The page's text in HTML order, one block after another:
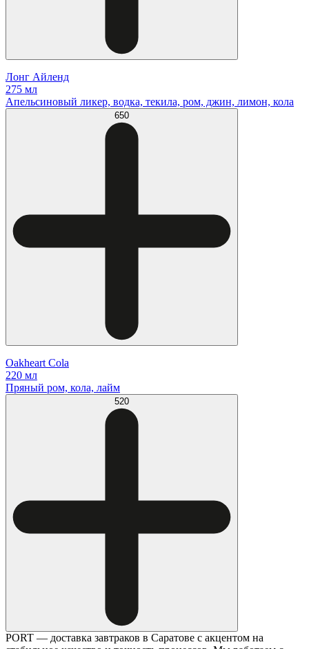
Лонг Айленд
275 мл
Апельсиновый ликер, водка, текила, ром, джин, лимон, кола
650
Oakheart Cola
220 мл
Пряный ром, кола, лайм
520
PORT — доставка завтраков в Саратове с акцентом на